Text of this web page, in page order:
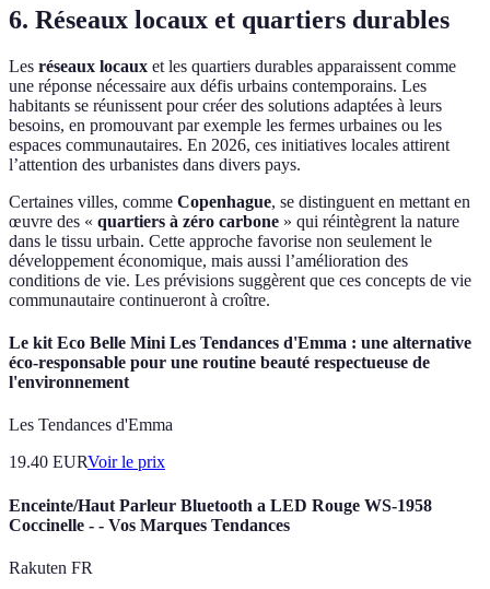
6. Réseaux locaux et quartiers durables
Les réseaux locaux et les quartiers durables apparaissent comme
une réponse nécessaire aux défis urbains contemporains. Les
habitants se réunissent pour créer des solutions adaptées à leurs
besoins, en promouvant par exemple les fermes urbaines ou les
espaces communautaires. En 2026, ces initiatives locales attirent
l’attention des urbanistes dans divers pays.
Certaines villes, comme Copenhague, se distinguent en mettant en
œuvre des « quartiers à zéro carbone » qui réintègrent la nature
dans le tissu urbain. Cette approche favorise non seulement le
développement économique, mais aussi l’amélioration des
conditions de vie. Les prévisions suggèrent que ces concepts de vie
communautaire continueront à croître.
Le kit Eco Belle Mini Les Tendances d'Emma : une alternative
éco-responsable pour une routine beauté respectueuse de
l'environnement
Les Tendances d'Emma
19.40 EURVoir le prix
Enceinte/Haut Parleur Bluetooth a LED Rouge WS-1958
Coccinelle - - Vos Marques Tendances
Rakuten FR